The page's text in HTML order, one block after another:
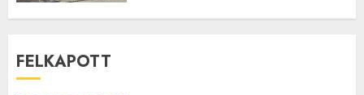
FELKAPOTT